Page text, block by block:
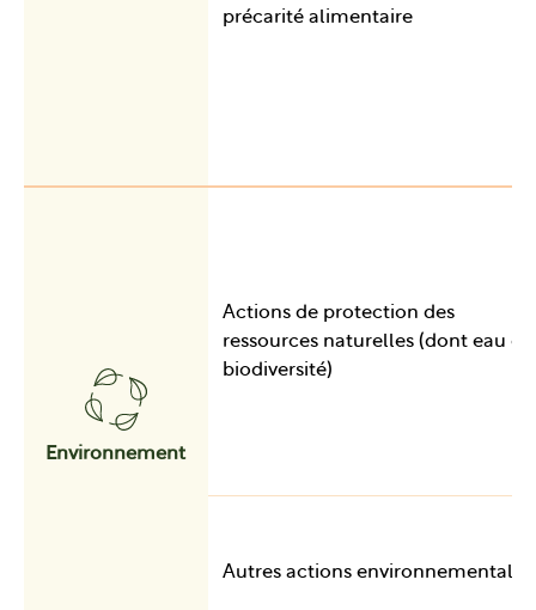
précarité alimentaire
Environnement
Actions de protection des
ressources naturelles (dont eau et
biodiversité)
Autres actions environnementales